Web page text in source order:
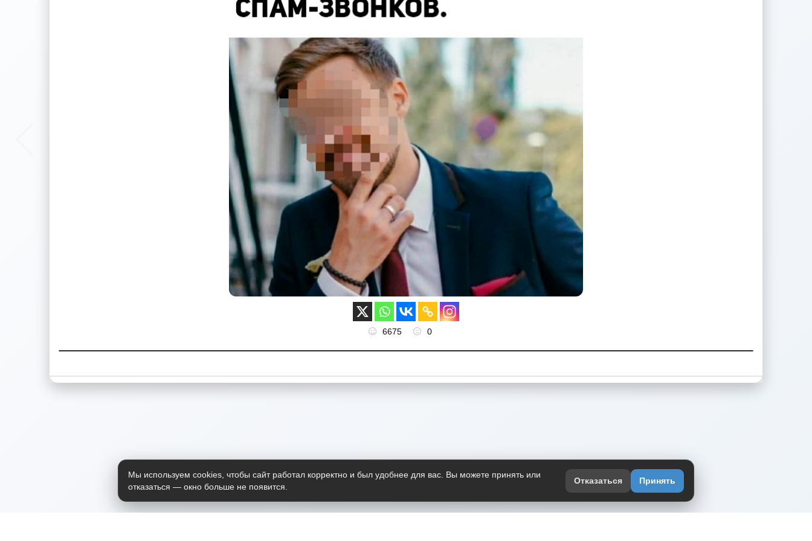
6675 0
Мы используем cookies, чтобы сайт работал корректно и был удобнее для вас. Вы можете принять или
отказаться — окно больше не появится.
Отказаться Принять